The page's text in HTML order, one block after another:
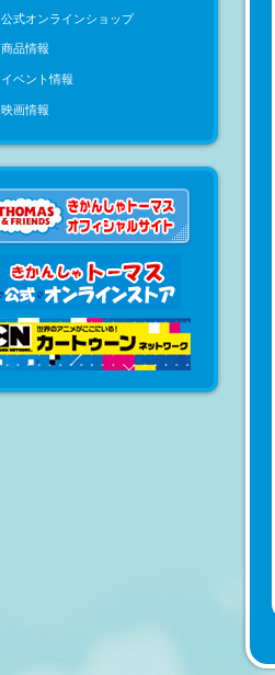
公式オンラインショップ
商品情報
イベント情報
映画情報